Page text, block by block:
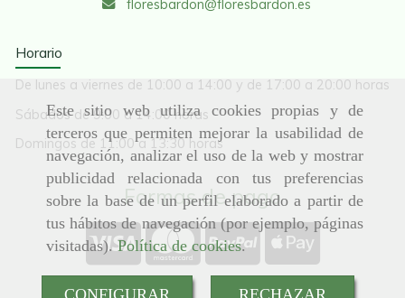
Este sitio web utiliza cookies propias y de
terceros que permiten mejorar la usabilidad de
navegación, analizar el uso de la web y mostrar
publicidad relacionada con tus preferencias
sobre la base de un perfil elaborado a partir de
tus hábitos de navegación (por ejemplo, páginas
visitadas).Política de cookies.
floresbardon floresbardon.es
Horario
De lunes a viernes de 10:00 a 14:00 y de 17:00 a 20:00 horas
Sábados de 9:00 a 14:00 horas
Domingos de 11:00 a 13:30 horas
Formas de pago